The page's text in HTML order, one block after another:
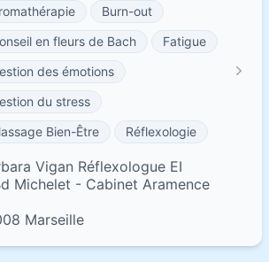
Burn-out
en fleurs de Bach
Fatigue
des émotions
du stress
Bien-Être
Réflexologie
Vigan Réflexologue EI
Michelet - Cabinet Aramence
Marseille